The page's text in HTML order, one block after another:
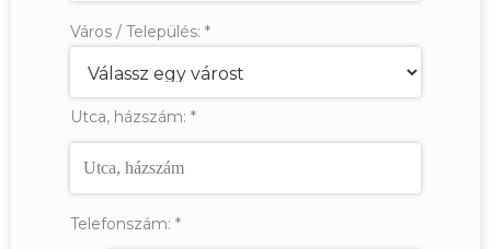
Város / Település: *
Utca, házszám: *
Telefonszám: *